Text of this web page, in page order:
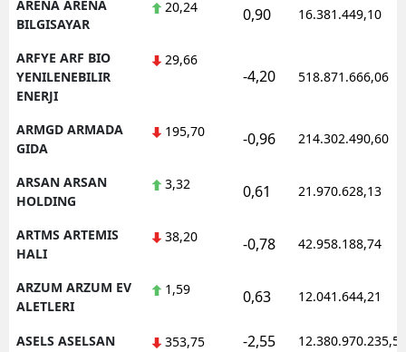
ARENA ARENA
BILGISAYAR
20,24 0,90 16.381.449,10
ARFYE ARF BIO
YENILENEBILIR
ENERJI
29,66
-4,20 518.871.666,06
ARMGD ARMADA
GIDA
195,70 -0,96 214.302.490,60
ARSAN ARSAN
HOLDING
3,32 0,61 21.970.628,13
ARTMS ARTEMIS
HALI
38,20 -0,78 42.958.188,74
ARZUM ARZUM EV
ALETLERI
1,59 0,63 12.041.644,21
ASELS ASELSAN 353,75 -2,55 12.380.970.235,50